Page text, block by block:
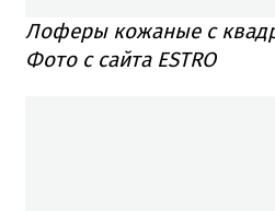
Лоферы кожаные с
Фото с сайта ESTRO